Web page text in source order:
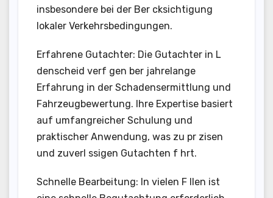
insbesondere bei der Ber cksichtigung
lokaler Verkehrsbedingungen.
Erfahrene Gutachter: Die Gutachter in L
denscheid verf gen ber jahrelange
Erfahrung in der Schadensermittlung und
Fahrzeugbewertung. Ihre Expertise basiert
auf umfangreicher Schulung und
praktischer Anwendung, was zu pr zisen
und zuverl ssigen Gutachten f hrt.
Schnelle Bearbeitung: In vielen F llen ist